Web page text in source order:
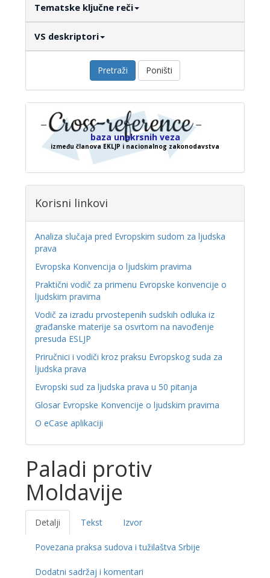
Tematske ključne reči
VS deskriptori
Pretraži Poništi
baza unakrsnih veza
između članova EKLJP i nacionalnog zakonodavstva
Korisni linkovi
Analiza slučaja pred Evropskim sudom za ljudska
prava
Evropska Konvencija o ljudskim pravima
Praktični vodič za primenu Evropske konvencije o
ljudskim pravima
Vodič za izradu prvostepenih sudskih odluka iz
građanske materije sa osvrtom na navođenje
presuda ESLJP
Priručnici i vodiči kroz praksu Evropskog suda za
ljudska prava
Evropski sud za ljudska prava u 50 pitanja
Glosar Evropske Konvencije o ljudskim pravima
O eCase aplikaciji
Paladi protiv
Moldavije
Detalji Tekst Izvor
Povezana praksa sudova i tužilaštva Srbije
Dodatni sadržaj i komentari